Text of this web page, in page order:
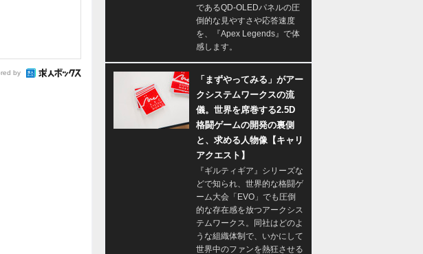
by
であるQD-OLEDパネルの圧
倒的な見やすさや応答速度
を、『Apex Legends』で体
感します。
「まずやってみる」がアー
クシステムワークスの流
儀。世界を席巻する2.5D
格闘ゲームの開発の裏側
と、求める人物像【キャリ
アクエスト】
『ギルティギア』シリーズな
どで知られ、世界的な格闘ゲ
ーム大会「EVO」でも圧倒
的な存在感を放つアークシス
テムワークス。同社はどのよ
うな組織体制で、いかにして
世界中のファンを熱狂させる